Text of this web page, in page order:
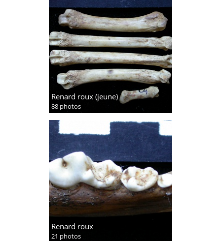
Renard roux (jeune)
88 photos
Renard roux
21 photos